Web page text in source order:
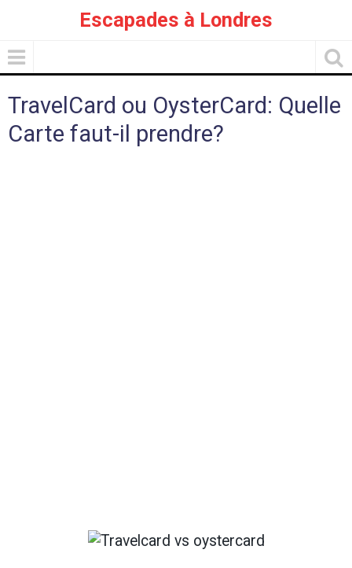
Escapades à Londres
TravelCard ou OysterCard: Quelle
Carte faut-il prendre?